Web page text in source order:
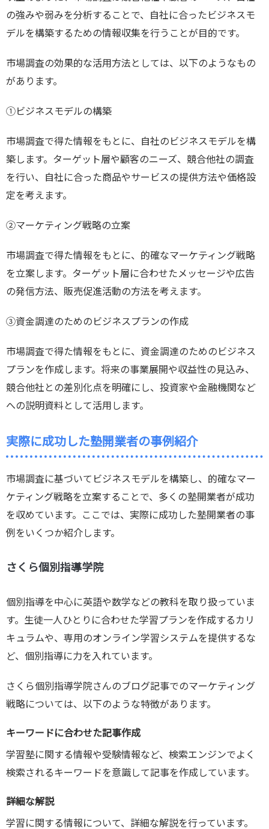
の強みや弱みを分析することで、自社に合ったビジネスモ
デルを構築するための情報収集を行うことが目的です。
市場調査の効果的な活用方法としては、以下のようなもの
があります。
①ビジネスモデルの構築
市場調査で得た情報をもとに、自社のビジネスモデルを構
築します。ターゲット層や顧客のニーズ、競合他社の調査
を行い、自社に合った商品やサービスの提供方法や価格設
定を考えます。
②マーケティング戦略の立案
市場調査で得た情報をもとに、的確なマーケティング戦略
を立案します。ターゲット層に合わせたメッセージや広告
の発信方法、販売促進活動の方法を考えます。
③資金調達のためのビジネスプランの作成
市場調査で得た情報をもとに、資金調達のためのビジネス
プランを作成します。将来の事業展開や収益性の見込み、
競合他社との差別化点を明確にし、投資家や金融機関など
への説明資料として活用します。
実際に成功した塾開業者の事例紹介
市場調査に基づいてビジネスモデルを構築し、的確なマー
ケティング戦略を立案することで、多くの塾開業者が成功
を収めています。ここでは、実際に成功した塾開業者の事
例をいくつか紹介します。
さくら個別指導学院
個別指導を中心に英語や数学などの教科を取り扱っていま
す。生徒一人ひとりに合わせた学習プランを作成するカリ
キュラムや、専用のオンライン学習システムを提供するな
ど、個別指導に力を入れています。
さくら個別指導学院さんのブログ記事でのマーケティング
戦略については、以下のような特徴があります。
キーワードに合わせた記事作成
学習塾に関する情報や受験情報など、検索エンジンでよく
検索されるキーワードを意識して記事を作成しています。
詳細な解説
学習に関する情報について、詳細な解説を行っています。